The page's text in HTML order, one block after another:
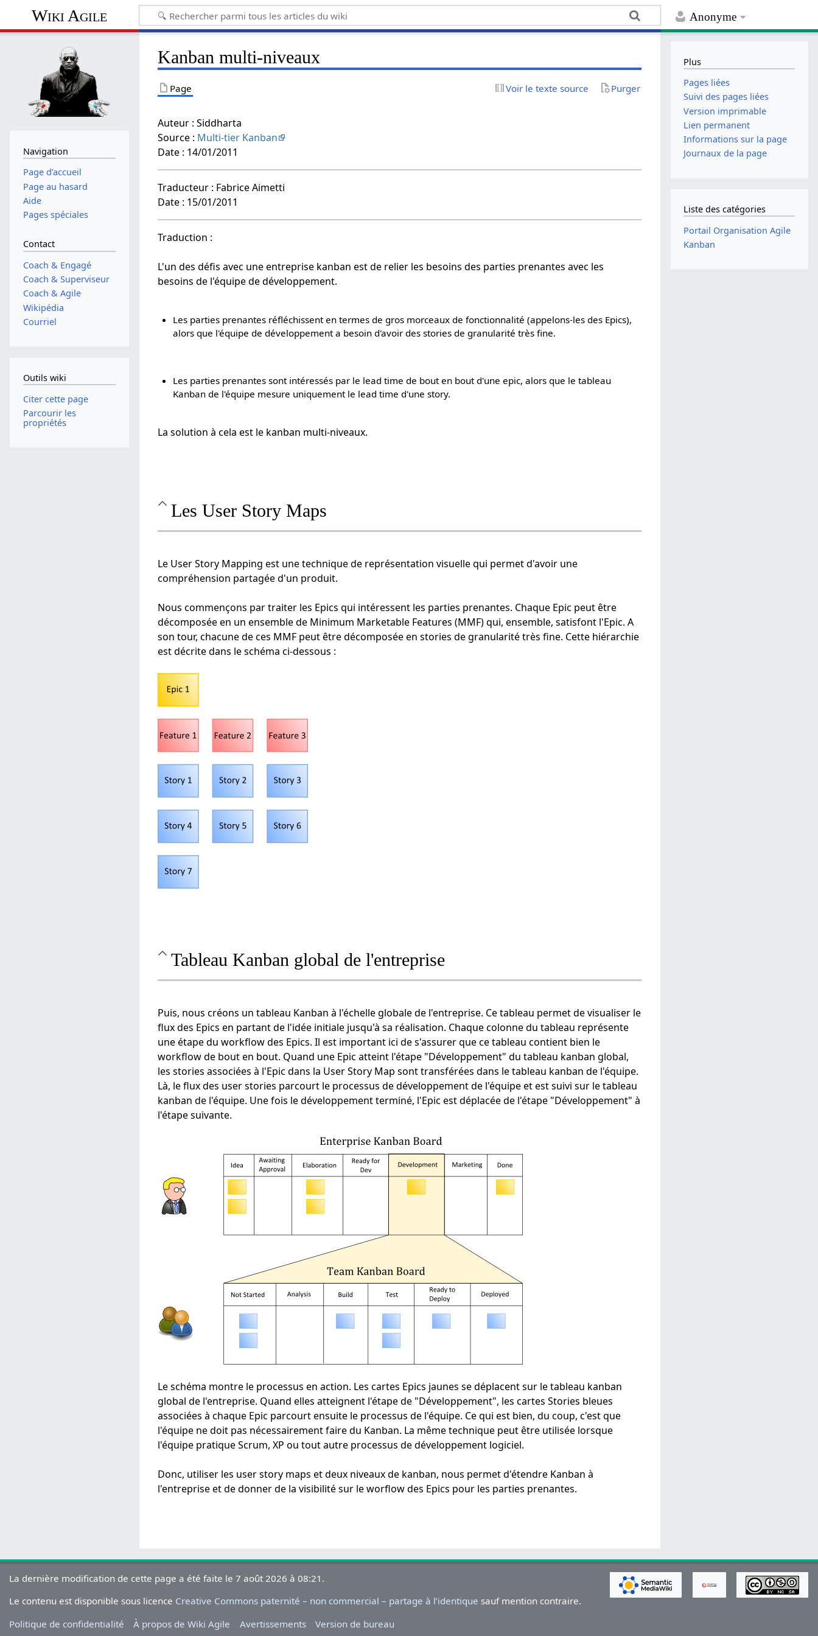
Anonyme
Wiki Agile
Kanban multi-niveaux
Page Voir le texte source Purger
Auteur : Siddharta
Source : Multi-tier Kanban
Date : 14/01/2011
Traducteur : Fabrice Aimetti
Date : 15/01/2011
Traduction :
L'un des défis avec une entreprise kanban est de relier les besoins des parties prenantes avec les
besoins de l'équipe de développement.
Les parties prenantes réfléchissent en termes de gros morceaux de fonctionnalité (appelons-les des Epics),
alors que l'équipe de développement a besoin d'avoir des stories de granularité très fine.
Les parties prenantes sont intéressés par le lead time de bout en bout d'une epic, alors que le tableau
Kanban de l'équipe mesure uniquement le lead time d'une story.
La solution à cela est le kanban multi-niveaux.
Les User Story Maps
Le User Story Mapping est une technique de représentation visuelle qui permet d'avoir une
compréhension partagée d'un produit.
Nous commençons par traiter les Epics qui intéressent les parties prenantes. Chaque Epic peut être
décomposée en un ensemble de Minimum Marketable Features (MMF) qui, ensemble, satisfont l'Epic. A
son tour, chacune de ces MMF peut être décomposée en stories de granularité très fine. Cette hiérarchie
est décrite dans le schéma ci-dessous :
Tableau Kanban global de l'entreprise
Puis, nous créons un tableau Kanban à l'échelle globale de l'entreprise. Ce tableau permet de visualiser le
flux des Epics en partant de l'idée initiale jusqu'à sa réalisation. Chaque colonne du tableau représente
une étape du workflow des Epics. Il est important ici de s'assurer que ce tableau contient bien le
workflow de bout en bout. Quand une Epic atteint l'étape "Développement" du tableau kanban global,
les stories associées à l'Epic dans la User Story Map sont transférées dans le tableau kanban de l'équipe.
Là, le flux des user stories parcourt le processus de développement de l'équipe et est suivi sur le tableau
kanban de l'équipe. Une fois le développement terminé, l'Epic est déplacée de l'étape "Développement" à
l'étape suivante.
Le schéma montre le processus en action. Les cartes Epics jaunes se déplacent sur le tableau kanban
global de l'entreprise. Quand elles atteignent l'étape de "Développement", les cartes Stories bleues
associées à chaque Epic parcourt ensuite le processus de l'équipe. Ce qui est bien, du coup, c'est que
l'équipe ne doit pas nécessairement faire du Kanban. La même technique peut être utilisée lorsque
l'équipe pratique Scrum, XP ou tout autre processus de développement logiciel.
Donc, utiliser les user story maps et deux niveaux de kanban, nous permet d'étendre Kanban à
l'entreprise et de donner de la visibilité sur le worflow des Epics pour les parties prenantes.
Navigation
Page d’accueil
Page au hasard
Aide
Pages spéciales
Contact
Coach & Engagé
Coach & Superviseur
Coach & Agile
Wikipédia
Courriel
Outils wiki
Citer cette page
Parcourir les
propriétés
Plus
Pages liées
Suivi des pages liées
Version imprimable
Lien permanent
Informations sur la page
Journaux de la page
Liste des catégories
Portail Organisation Agile
Kanban
La dernière modification de cette page a été faite le 7 août 2026 à 08:21.
Le contenu est disponible sous licence Creative Commons paternité – non commercial – partage à l’identique sauf mention contraire.
Politique de confidentialité
À propos de Wiki Agile Avertissements Version de bureau